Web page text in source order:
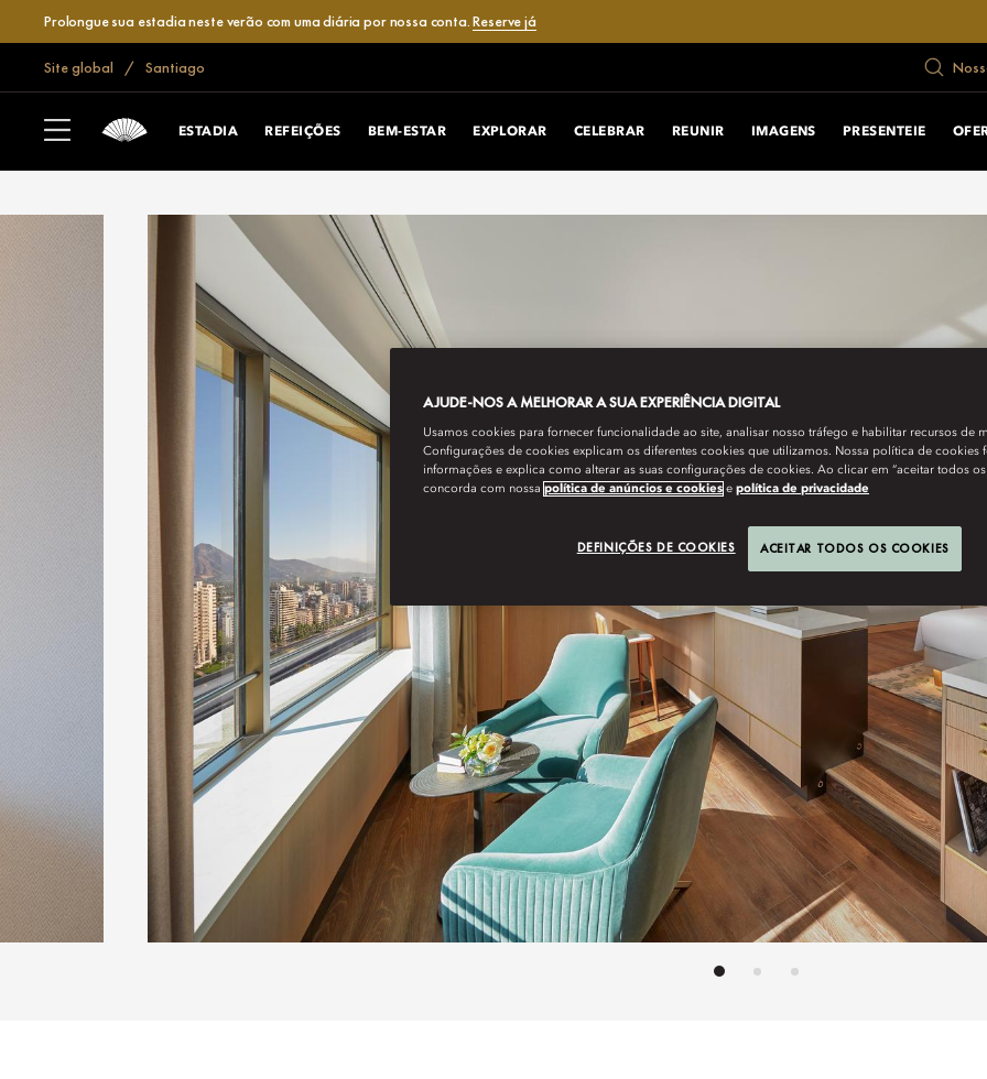
Prolongue sua estadia neste verão com uma diária por nossa conta.Reserve já
Site global Santiago
ESTADIA REFEIÇÕES BEM-ESTAR EXPLORAR CELEBRAR REUNIR IMAGENS PRESENTEIE
AJUDE-NOS A MELHORAR A SUA EXPERIÊNCIA DIGITAL
Usamos cookies para fornecer funcionalidade ao site, analisar nosso tráfego e habilitar recursos de
Configurações de cookies explicam os diferentes cookies que utilizamos. Nossa política de cookies
informações e explica como alterar as suas configurações de cookies. Ao clicar em “aceitar todos
concorda com nossa política de anúncios e cookies e política de privacidade
DEFINIÇÕES DE COOKIES ACEITAR TODOS OS COOKIES